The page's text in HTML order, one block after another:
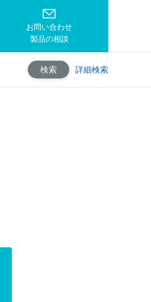
お問い合わせ
製品の相談
検索 詳細検索